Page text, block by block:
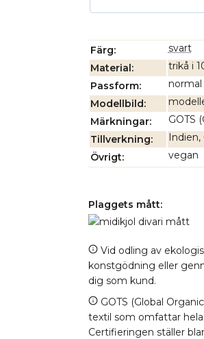
Färg
svart
Material
trikå i
Passform
normal
Modellbild
Märkningar
GOTS
Tillverkning
Indien,
Övrigt
vegan
Plaggets mått:
Vid odling av
konstgödning eller
dig som kund.
GOTS (Global
textil som omfattar
Certifieringen ställer